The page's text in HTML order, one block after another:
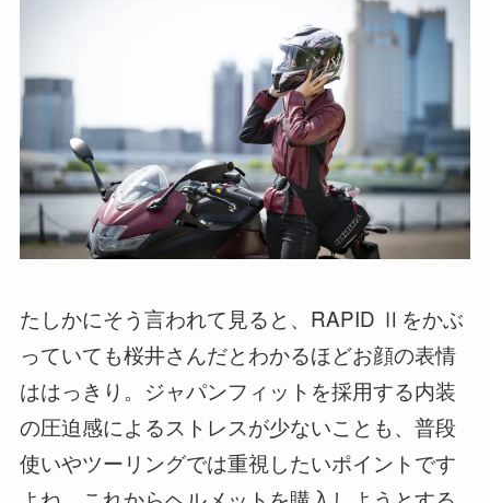
たしかにそう言われて見ると、RAPID Ⅱをかぶ
っていても桜井さんだとわかるほどお顔の表情
ははっきり。ジャパンフィットを採用する内装
の圧迫感によるストレスが少ないことも、普段
使いやツーリングでは重視したいポイントです